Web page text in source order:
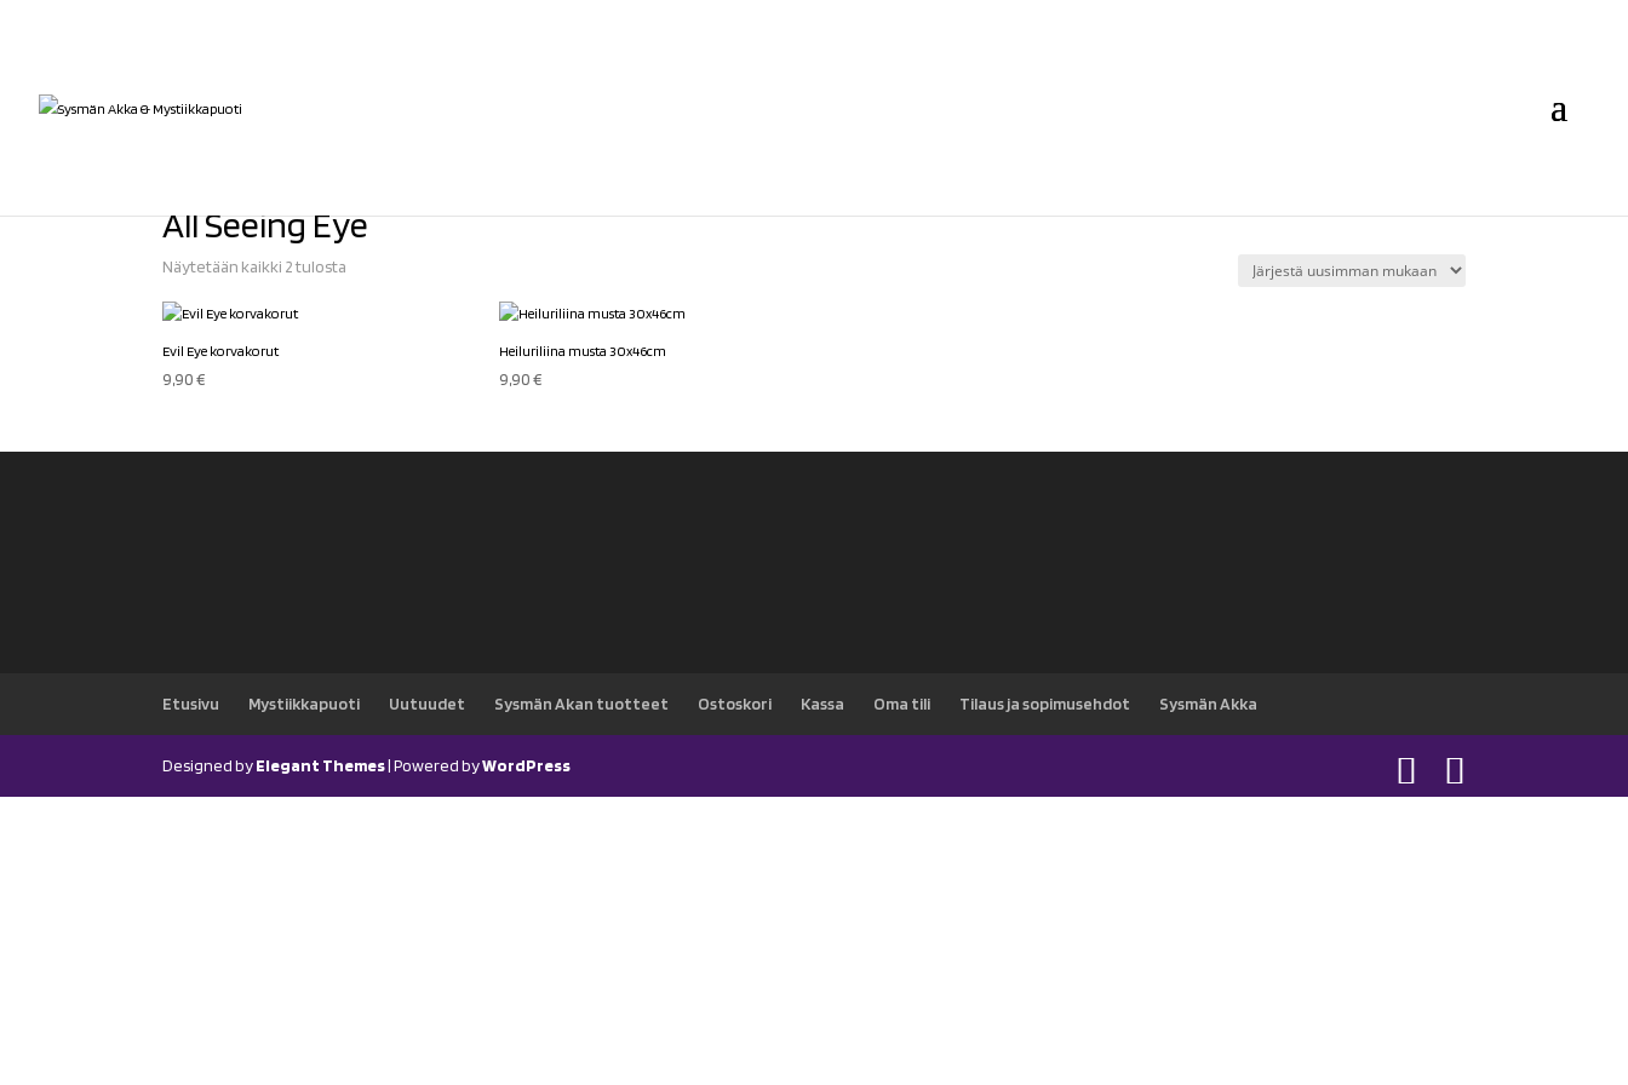
All Seeing Eye
Näytetään kaikki 2 tulosta
Evil Eye korvakorut
9,90€
Heiluriliina musta 30x46cm
9,90€
Etusivu Mystiikkapuoti Uutuudet Sysmän Akan tuotteet Ostoskori Kassa Oma tili Tilaus ja sopimusehdot Sysmän Akka
Designed byElegant Themes| Powered byWordPress